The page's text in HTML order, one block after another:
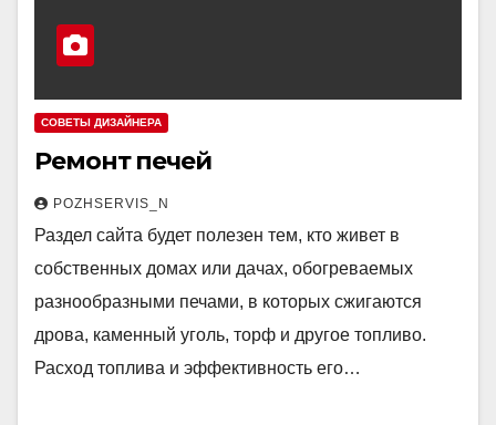
СОВЕТЫ ДИЗАЙНЕРА
Ремонт печей
POZHSERVIS_N
Раздел сайта будет полезен тем, кто живет в
собственных домах или дачах, обогреваемых
разнообразными печами, в которых сжигаются
дрова, каменный уголь, торф и другое топливо.
Расход топлива и эффективность его…